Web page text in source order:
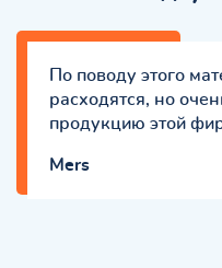
По поводу этого
расходятся, но
продукцию этой
Mers